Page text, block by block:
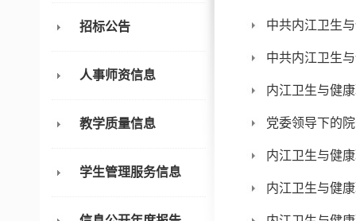
招标公告
人事师资信息
教学质量信息
学生管理服务信息
中共内江卫生
中共内江卫生
内江卫生与健
党委领导下的
内江卫生与健
内江卫生与健